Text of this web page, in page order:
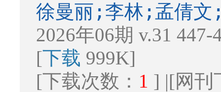
徐曼丽;李林;孟倩
2026年06期 v.31
[下载 999K]
[下载次数： 1 ] |[网刊